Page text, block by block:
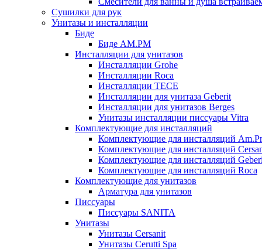
Сушилки для рук
Унитазы и инсталляции
Биде
Биде AM.PM
Инсталляции для унитазов
Инсталляции Grohe
Инсталляции Roca
Инсталляции TECE
Инсталляции для унитаза Geberit
Инсталляции для унитазов Berges
Унитазы инсталляции писсуары Vitra
Комплектующие для инсталляций
Комплектующие для инсталляций
Комплектующие для инсталляций
Комплектующие для инсталляций
Комплектующие для инсталляций Roca
Комплектующие для унитазов
Арматура для унитазов
Писсуары
Писсуары SANITA
Унитазы
Унитазы Cersanit
Унитазы Cerutti Spa